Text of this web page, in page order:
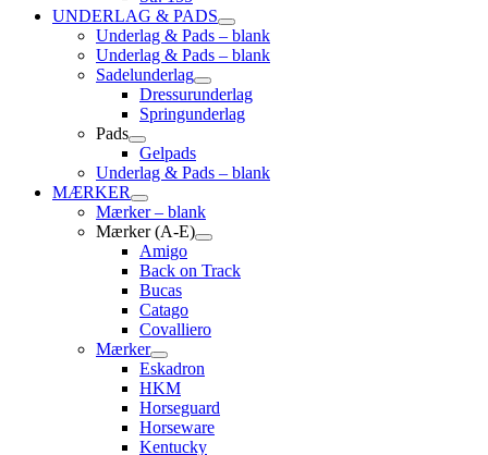
UNDERLAG & PADS
Underlag & Pads – blank
Underlag & Pads – blank
Sadelunderlag
Dressurunderlag
Springunderlag
Pads
Gelpads
Underlag & Pads – blank
MÆRKER
Mærker – blank
Mærker (A-E)
Amigo
Back on Track
Bucas
Catago
Covalliero
Mærker
Eskadron
HKM
Horseguard
Horseware
Kentucky